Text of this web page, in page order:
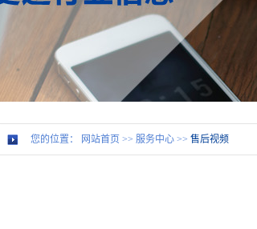
您的位置： 网站首页 >> 服务中心 >> 售后视频